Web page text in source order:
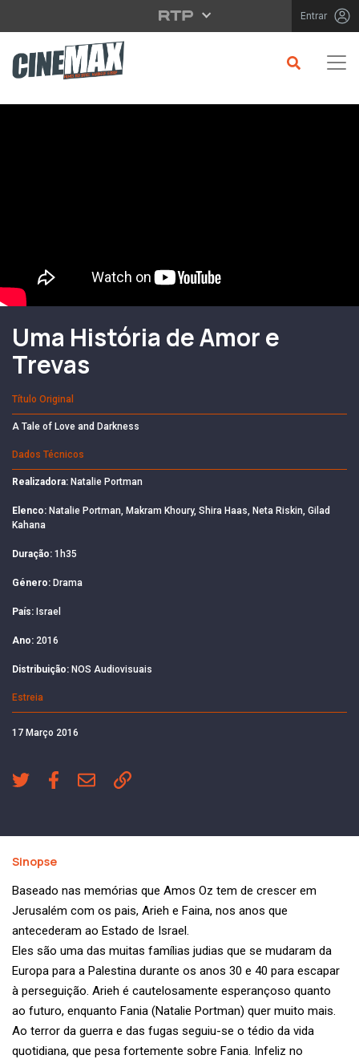
Saltar para o conteúdo principal Entrar
Filme em Cartaz
Uma História de Amor e
Trevas
Título Original
A Tale of Love and Darkness
Dados Técnicos
Realizadora: Natalie Portman
Elenco: Natalie Portman, Makram Khoury, Shira Haas, Neta Riskin, Gilad
Kahana
Duração: 1h35
Género: Drama
País: Israel
Ano: 2016
Distribuição: NOS Audiovisuais
Estreia
17 Março 2016
Sinopse
Baseado nas memórias que Amos Oz tem de crescer em
Jerusalém com os pais, Arieh e Faina, nos anos que
antecederam ao Estado de Israel.
Eles são uma das muitas famílias judias que se mudaram da
Europa para a Palestina durante os anos 30 e 40 para escapar
à perseguição. Arieh é cautelosamente esperançoso quanto
ao futuro, enquanto Fania (Natalie Portman) quer muito mais.
Ao terror da guerra e das fugas seguiu-se o tédio da vida
quotidiana, que pesa fortemente sobre Fania. Infeliz no